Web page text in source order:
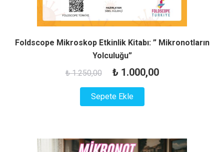
Foldscope Mikroskop Etkinlik Kitabı: ” Mikronotların
Yolculuğu”
₺1.250,00
Orijinal
fiyat:
₺ 1.250,00.
₺ 1.000,00Şu
Sepete Ekle